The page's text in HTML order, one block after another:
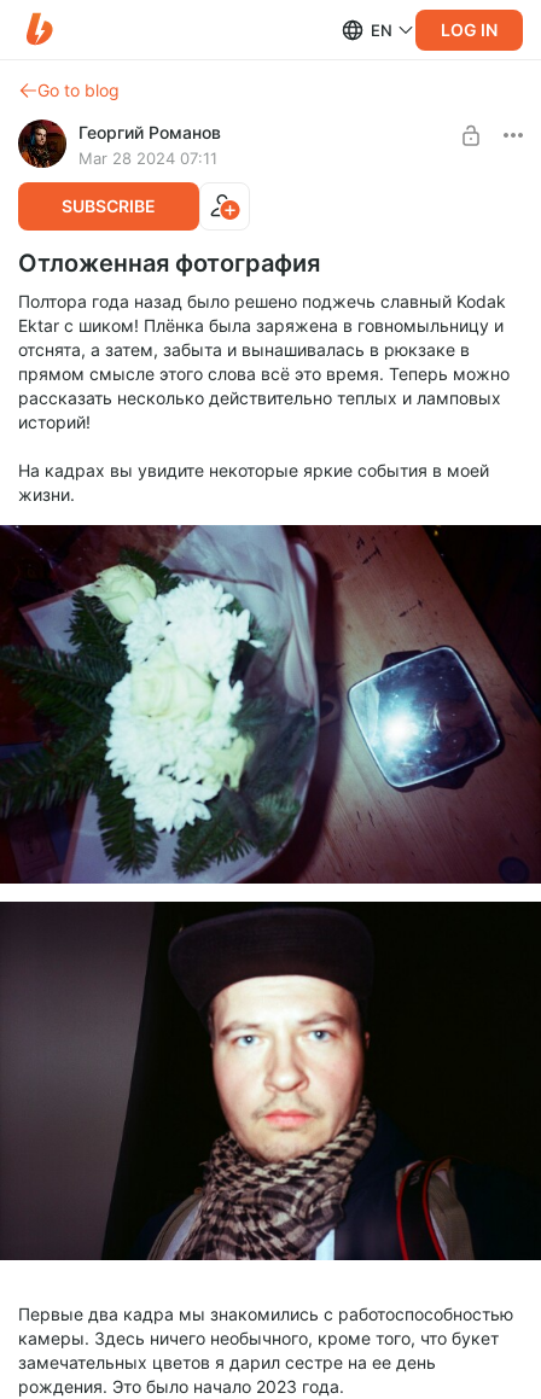
EN LOG IN
Go to blog
Георгий Романов
Mar 28 2024 07:11
SUBSCRIBE
Отложенная фотография
Полтора года назад было решено поджечь славный Kodak
Ektar с шиком! Плёнка была заряжена в говномыльницу и
отснята, а затем, забыта и вынашивалась в рюкзаке в
прямом смысле этого слова всё это время. Теперь можно
рассказать несколько действительно теплых и ламповых
историй!
На кадрах вы увидите некоторые яркие события в моей
жизни.
Первые два кадра мы знакомились с работоспособностью
камеры. Здесь ничего необычного, кроме того, что букет
замечательных цветов я дарил сестре на ее день
рождения. Это было начало 2023 года.